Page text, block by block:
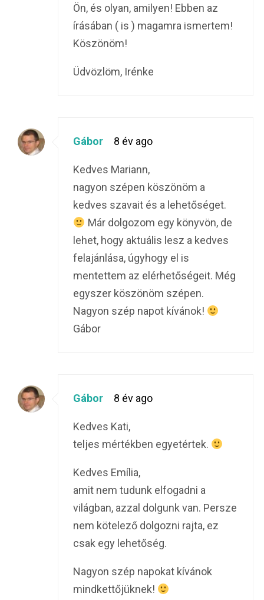
Ön, és olyan, amilyen! Ebben az
írásában ( is ) magamra ismertem!
Köszönöm!
Üdvözlöm, Irénke
Gábor 8 év ago
Kedves Mariann,
nagyon szépen köszönöm a
kedves szavait és a lehetőséget.
Már dolgozom egy könyvön, de
lehet, hogy aktuális lesz a kedves
felajánlása, úgyhogy el is
mentettem az elérhetőségeit. Még
egyszer köszönöm szépen.
Nagyon szép napot kívánok!
Gábor
Gábor 8 év ago
Kedves Kati,
teljes mértékben egyetértek.
Kedves Emília,
amit nem tudunk elfogadni a
világban, azzal dolgunk van. Persze
nem kötelező dolgozni rajta, ez
csak egy lehetőség.
Nagyon szép napokat kívánok
mindkettőjüknek!